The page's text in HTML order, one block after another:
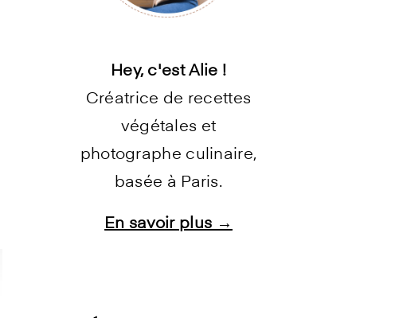
Hey, c'est Alie !
Créatrice de recettes
végétales et
photographe culinaire,
basée à Paris.
En savoir plus →